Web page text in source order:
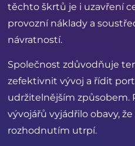
těchto škrtů je i uzavření
provozní náklady a
návratností.
Společnost zdůvodňuje
zefektivnit vývoj a řídit
udržitelnějším způsobem.
vývojářů vyjádřilo obavy,
rozhodnutím utrpí.